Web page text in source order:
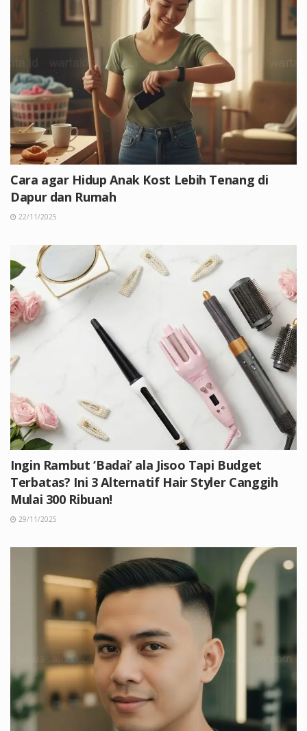
Cara agar Hidup Anak Kost Lebih Tenang di
Dapur dan Rumah
22/11/2025
Ingin Rambut ‘Badai’ ala Jisoo Tapi Budget
Terbatas? Ini 3 Alternatif Hair Styler Canggih
Mulai 300 Ribuan!
29/11/2025